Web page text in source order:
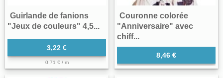
Guirlande de fanions
"Jeux de couleurs" 4,5...
3,22 €
0,71 € / m
Couronne colorée
"Anniversaire" avec
chiff...
8,46 €